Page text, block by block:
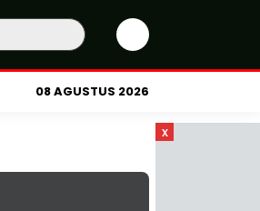
08 AGUSTUS 2026
x